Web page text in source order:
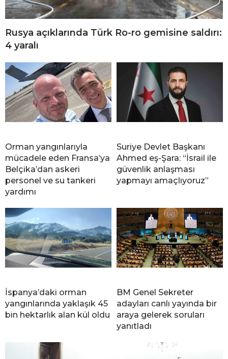
Rusya açıklarında Türk Ro-ro gemisine saldırı:
4 yaralı
Orman yangınlarıyla
mücadele eden Fransa’ya
Belçika’dan askeri
personel ve su tankeri
yardımı
Suriye Devlet Başkanı
Ahmed eş-Şara: “İsrail ile
güvenlik anlaşması
yapmayı amaçlıyoruz”
İspanya’daki orman
yangınlarında yaklaşık 45
bin hektarlık alan kül oldu
BM Genel Sekreter
adayları canlı yayında bir
araya gelerek soruları
yanıtladı